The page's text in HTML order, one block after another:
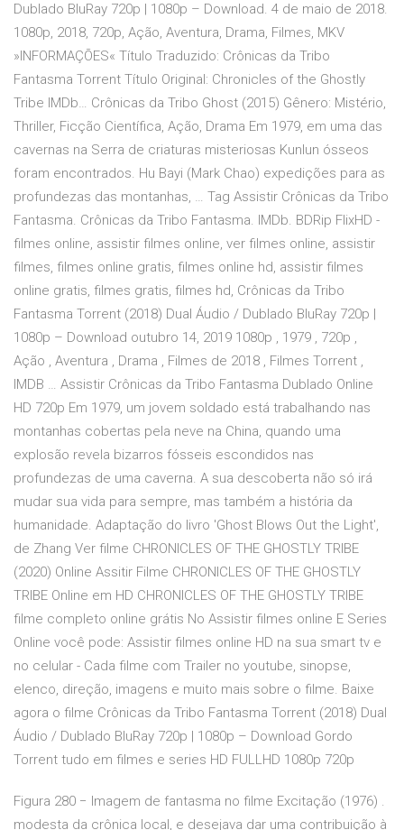
Dublado BluRay 720p | 1080p – Download. 4 de maio de 2018.
1080p, 2018, 720p, Ação, Aventura, Drama, Filmes, MKV
»INFORMAÇÕES« Título Traduzido: Crônicas da Tribo
Fantasma Torrent Título Original: Chronicles of the Ghostly
Tribe IMDb… Crônicas da Tribo Ghost (2015) Gênero: Mistério,
Thriller, Ficção Científica, Ação, Drama Em 1979, em uma das
cavernas na Serra de criaturas misteriosas Kunlun ósseos
foram encontrados. Hu Bayi (Mark Chao) expedições para as
profundezas das montanhas, … Tag Assistir Crônicas da Tribo
Fantasma. Crônicas da Tribo Fantasma. IMDb. BDRip FlixHD -
filmes online, assistir filmes online, ver filmes online, assistir
filmes, filmes online gratis, filmes online hd, assistir filmes
online gratis, filmes gratis, filmes hd, Crônicas da Tribo
Fantasma Torrent (2018) Dual Áudio / Dublado BluRay 720p |
1080p – Download outubro 14, 2019 1080p , 1979 , 720p ,
Ação , Aventura , Drama , Filmes de 2018 , Filmes Torrent ,
IMDB … Assistir Crônicas da Tribo Fantasma Dublado Online
HD 720p Em 1979, um jovem soldado está trabalhando nas
montanhas cobertas pela neve na China, quando uma
explosão revela bizarros fósseis escondidos nas
profundezas de uma caverna. A sua descoberta não só irá
mudar sua vida para sempre, mas também a história da
humanidade. Adaptação do livro 'Ghost Blows Out the Light',
de Zhang Ver filme CHRONICLES OF THE GHOSTLY TRIBE
(2020) Online Assitir Filme CHRONICLES OF THE GHOSTLY
TRIBE Online em HD CHRONICLES OF THE GHOSTLY TRIBE
filme completo online grátis No Assistir filmes online E Series
Online você pode: Assistir filmes online HD na sua smart tv e
no celular - Cada filme com Trailer no youtube, sinopse,
elenco, direção, imagens e muito mais sobre o filme. Baixe
agora o filme Crônicas da Tribo Fantasma Torrent (2018) Dual
Áudio / Dublado BluRay 720p | 1080p – Download Gordo
Torrent tudo em filmes e series HD FULLHD 1080p 720p
Figura 280 − Imagem de fantasma no filme Excitação (1976) .
modesta da crônica local, e desejava dar uma contribuição à